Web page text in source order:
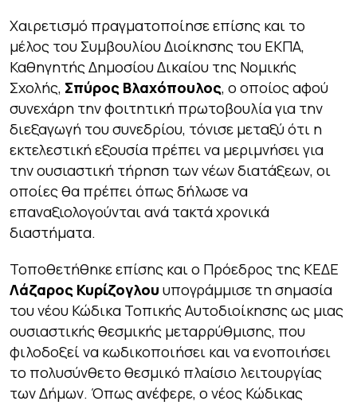
Χαιρετισμό πραγματοποίησε επίσης και το
μέλος του Συμβουλίου Διοίκησης του ΕΚΠΑ,
Καθηγητής Δημοσίου Δικαίου της Νομικής
Σχολής, Σπύρος Βλαχόπουλος, ο οποίος αφού
συνεχάρη την φοιτητική πρωτοβουλία για την
διεξαγωγή του συνεδρίου, τόνισε μεταξύ ότι η
εκτελεστική εξουσία πρέπει να μεριμνήσει για
την ουσιαστική τήρηση των νέων διατάξεων, οι
οποίες θα πρέπει όπως δήλωσε να
επαναξιολογούνται ανά τακτά χρονικά
διαστήματα.
Τοποθετήθηκε επίσης και ο Πρόεδρος της ΚΕΔΕ
Λάζαρος Κυρίζογλου υπογράμμισε τη σημασία
του νέου Κώδικα Τοπικής Αυτοδιοίκησης ως μιας
ουσιαστικής θεσμικής μεταρρύθμισης, που
φιλοδοξεί να κωδικοποιήσει και να ενοποιήσει
το πολυσύνθετο θεσμικό πλαίσιο λειτουργίας
των Δήμων. Όπως ανέφερε, ο νέος Κώδικας